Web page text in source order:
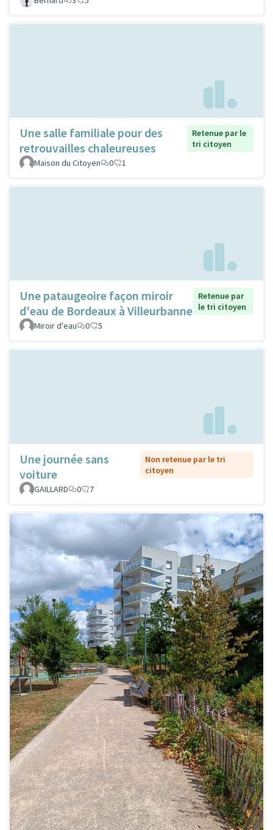
Une salle familiale pour des
retrouvailles chaleureuses
Retenue par le
tri citoyen
Maison du Citoyen
0 1
Une pataugeoire façon miroir
d'eau de Bordeaux à Villeurbanne
Retenue par
le tri citoyen
Miroir d'eau
0 5
Une journée sans
voiture
Non retenue par le tri
citoyen
GAILLARD
0 7